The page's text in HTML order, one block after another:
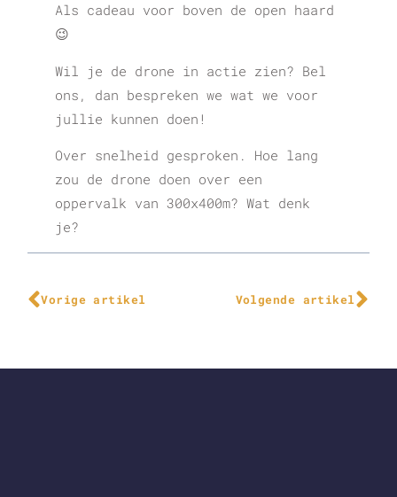
Als cadeau voor boven de open haard
😉
Wil je de drone in actie zien? Bel
ons, dan bespreken we wat we voor
jullie kunnen doen!
Over snelheid gesproken. Hoe lang
zou de drone doen over een
oppervalk van 300x400m? Wat denk
je?
Vorige artikel Volgende artikel